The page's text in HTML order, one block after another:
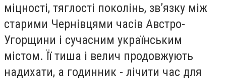
міцності, тяглості поколінь, зв’язку між
старими Чернівцями часів Австро-
Угорщини і сучасним українським
містом. Її тиша і велич продовжують
надихати, а годинник - лічити час для